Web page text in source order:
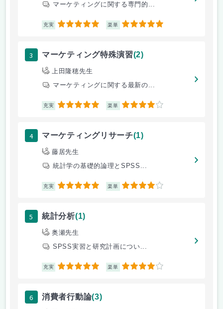
マーケティングに関する専門的...
充実 5 楽単 5
3 マーケティング特殊演習(2)
上田隆穂先生
マーケティングに関する最新の...
充実 5 楽単 4
4 マーケティングリサーチ(1)
藤居先生
統計学の基礎的論理とSPSS...
充実 5 楽単 4
5 統計分析(1)
奥瀬先生
SPSS実習と研究計画につい...
充実 5 楽単 4
6 消費者行動論(3)